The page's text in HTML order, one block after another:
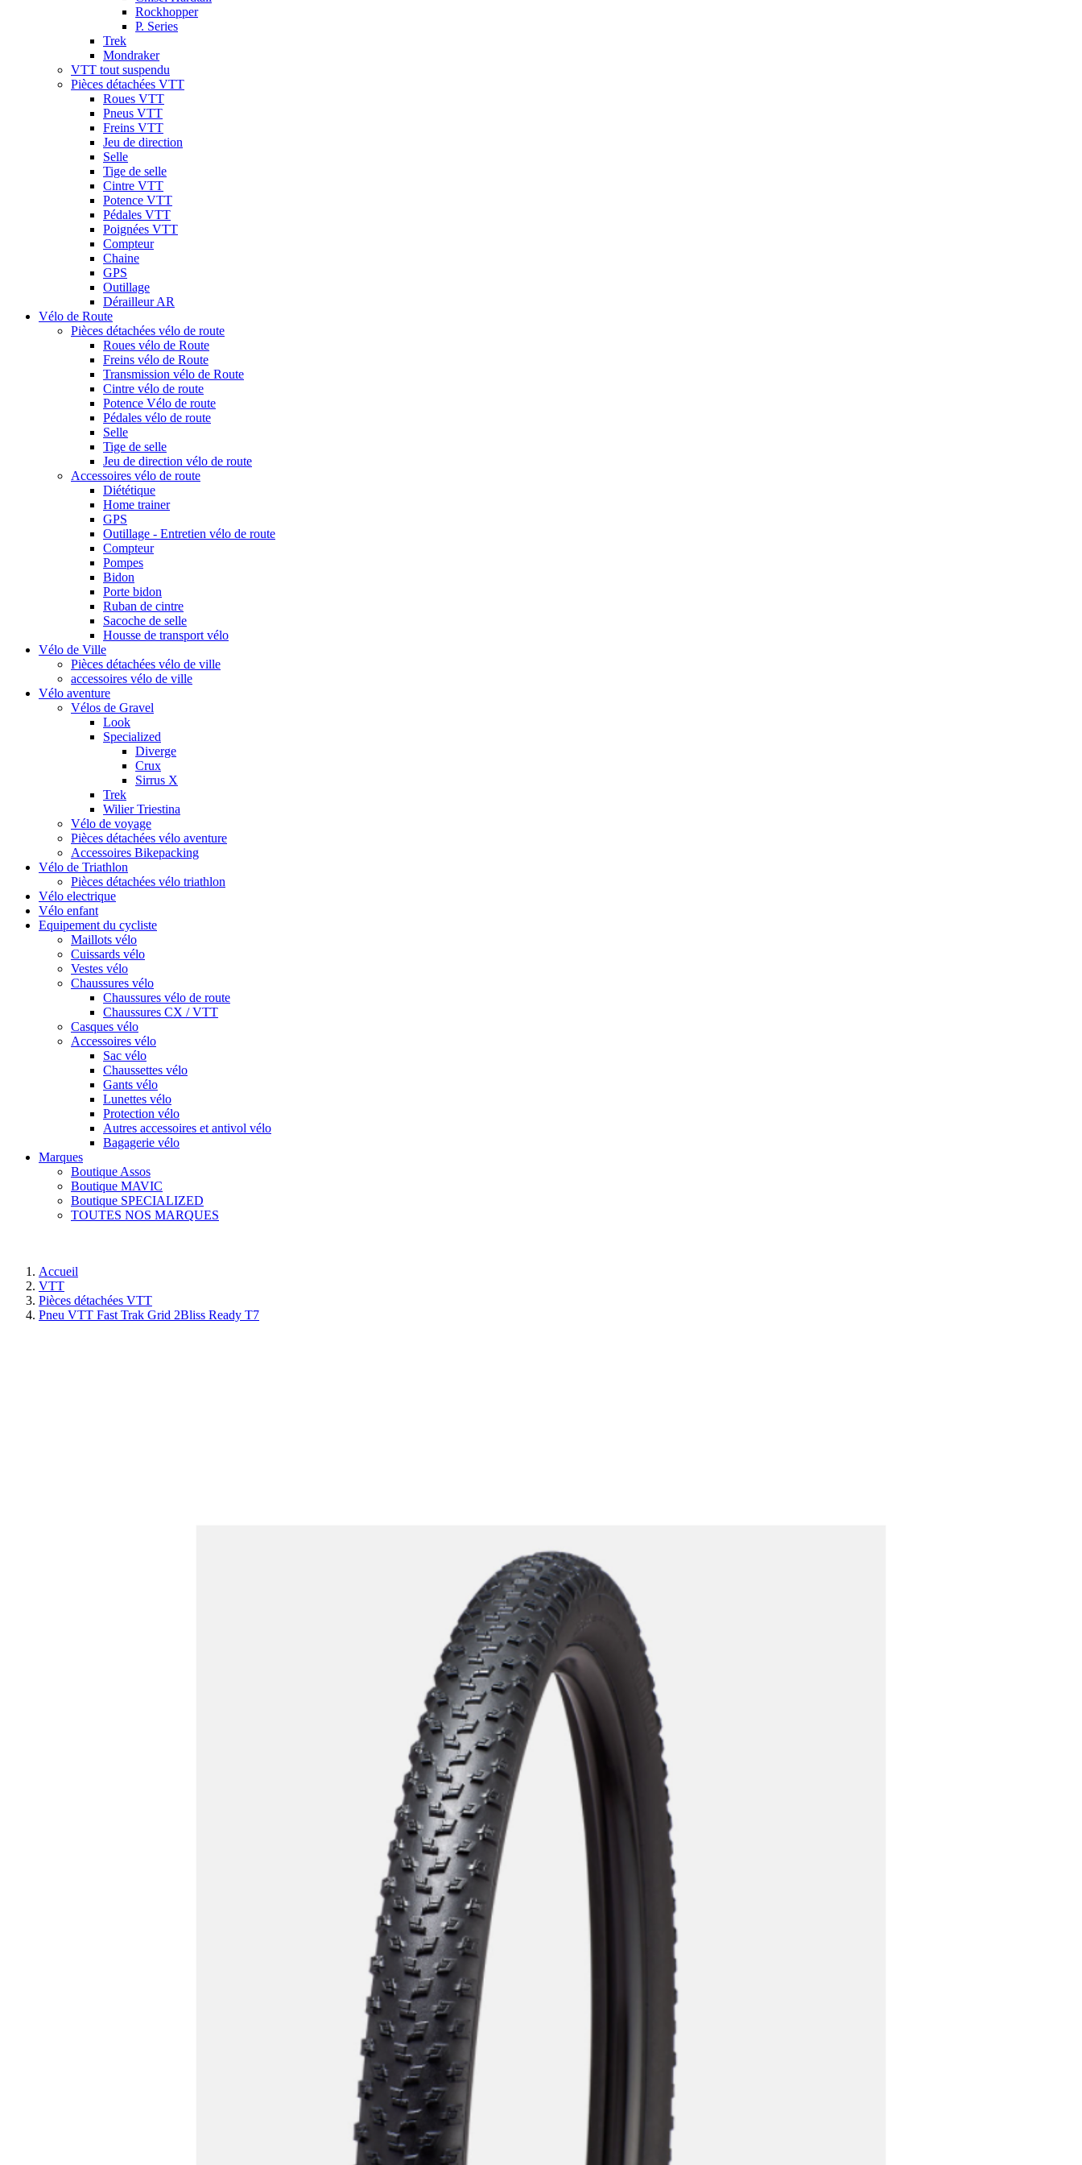
Rockhopper
P. Series
Trek
Mondraker
VTT tout suspendu
Pièces détachées VTT
Roues VTT
Pneus VTT
Freins VTT
Jeu de direction
Selle
Tige de selle
Cintre VTT
Potence VTT
Pédales VTT
Poignées VTT
Compteur
Chaine
GPS
Outillage
Dérailleur AR
Vélo de Route
Pièces détachées vélo de route
Roues vélo de Route
Freins vélo de Route
Transmission vélo de Route
Cintre vélo de route
Potence Vélo de route
Pédales vélo de route
Selle
Tige de selle
Jeu de direction vélo de route
Accessoires vélo de route
Diététique
Home trainer
GPS
Outillage - Entretien vélo de route
Compteur
Pompes
Bidon
Porte bidon
Ruban de cintre
Sacoche de selle
Housse de transport vélo
Vélo de Ville
Pièces détachées vélo de ville
accessoires vélo de ville
Vélo aventure
Vélos de Gravel
Look
Specialized
Diverge
Crux
Sirrus X
Trek
Wilier Triestina
Vélo de voyage
Pièces détachées vélo aventure
Accessoires Bikepacking
Vélo de Triathlon
Pièces détachées vélo triathlon
Vélo electrique
Vélo enfant
Equipement du cycliste
Maillots vélo
Cuissards vélo
Vestes vélo
Chaussures vélo
Chaussures vélo de route
Chaussures CX / VTT
Casques vélo
Accessoires vélo
Sac vélo
Chaussettes vélo
Gants vélo
Lunettes vélo
Protection vélo
Autres accessoires et antivol vélo
Bagagerie vélo
Marques
Boutique Assos
Boutique MAVIC
Boutique SPECIALIZED
TOUTES NOS MARQUES
Accueil
VTT
Pièces détachées VTT
Pneu VTT Fast Trak Grid 2Bliss Ready T7